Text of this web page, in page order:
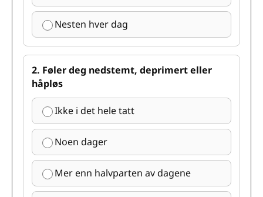
Nesten hver dag
2. Føler deg nedstemt, deprimert eller
håpløs
Ikke i det hele tatt
Noen dager
Mer enn halvparten av dagene